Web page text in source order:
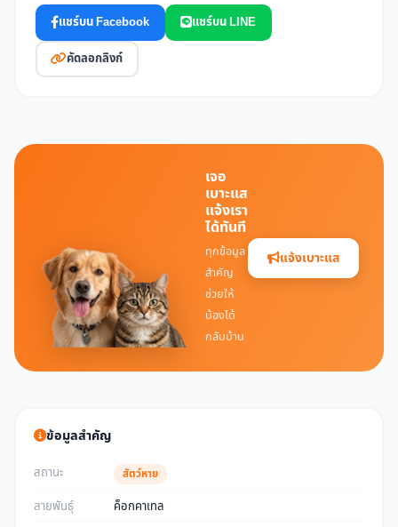
แชร์บน Facebook แชร์บน LINE
คัดลอกลิงก์
เจอ
เบาะแส
แจ้งเรา
ได้ทันที
ทุกข้อมูล
สำคัญ
ช่วยให้
น้องได้
กลับบ้าน
แจ้งเบาะแส
ข้อมูลสำคัญ
สถานะ สัตว์หาย
สายพันธุ์
ค็อกคาเทล